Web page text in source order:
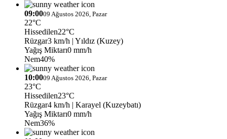
09:0009 Ağustos 2026, Pazar
22°C
Hissedilen22°C
Rüzgar3 km/h | Yıldız (Kuzey)
Yağış Miktarı0 mm/h
Nem40%
10:0009 Ağustos 2026, Pazar
23°C
Hissedilen23°C
Rüzgar4 km/h | Karayel (Kuzeybatı)
Yağış Miktarı0 mm/h
Nem36%